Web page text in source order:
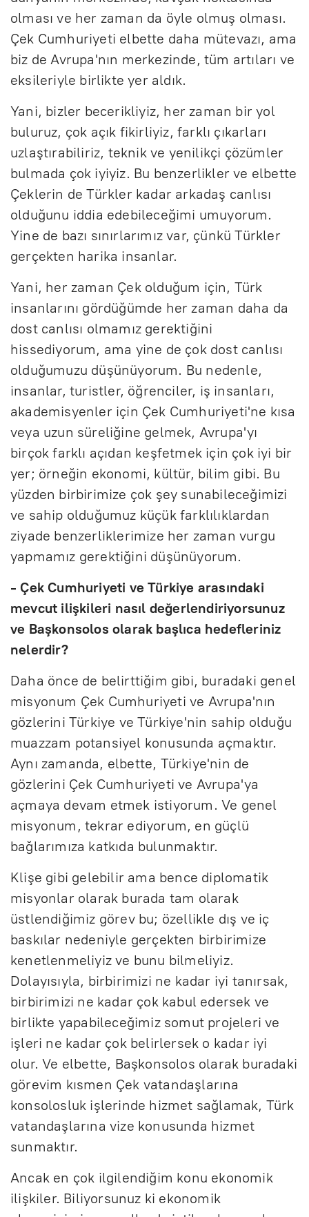
olması ve her zaman da öyle olmuş olması.
Çek Cumhuriyeti elbette daha mütevazı, ama
biz de Avrupa'nın merkezinde, tüm artıları ve
eksileriyle birlikte yer aldık.
Yani, bizler becerikliyiz, her zaman bir yol
buluruz, çok açık fikirliyiz, farklı çıkarları
uzlaştırabiliriz, teknik ve yenilikçi çözümler
bulmada çok iyiyiz. Bu benzerlikler ve elbette
Çeklerin de Türkler kadar arkadaş canlısı
olduğunu iddia edebileceğimi umuyorum.
Yine de bazı sınırlarımız var, çünkü Türkler
gerçekten harika insanlar.
Yani, her zaman Çek olduğum için, Türk
insanlarını gördüğümde her zaman daha da
dost canlısı olmamız gerektiğini
hissediyorum, ama yine de çok dost canlısı
olduğumuzu düşünüyorum. Bu nedenle,
insanlar, turistler, öğrenciler, iş insanları,
akademisyenler için Çek Cumhuriyeti'ne kısa
veya uzun süreliğine gelmek, Avrupa'yı
birçok farklı açıdan keşfetmek için çok iyi bir
yer; örneğin ekonomi, kültür, bilim gibi. Bu
yüzden birbirimize çok şey sunabileceğimizi
ve sahip olduğumuz küçük farklılıklardan
ziyade benzerliklerimize her zaman vurgu
yapmamız gerektiğini düşünüyorum.
- Çek Cumhuriyeti ve Türkiye arasındaki
mevcut ilişkileri nasıl değerlendiriyorsunuz
ve Başkonsolos olarak başlıca hedefleriniz
nelerdir?
Daha önce de belirttiğim gibi, buradaki genel
misyonum Çek Cumhuriyeti ve Avrupa'nın
gözlerini Türkiye ve Türkiye'nin sahip olduğu
muazzam potansiyel konusunda açmaktır.
Aynı zamanda, elbette, Türkiye'nin de
gözlerini Çek Cumhuriyeti ve Avrupa'ya
açmaya devam etmek istiyorum. Ve genel
misyonum, tekrar ediyorum, en güçlü
bağlarımıza katkıda bulunmaktır.
Klişe gibi gelebilir ama bence diplomatik
misyonlar olarak burada tam olarak
üstlendiğimiz görev bu; özellikle dış ve iç
baskılar nedeniyle gerçekten birbirimize
kenetlenmeliyiz ve bunu bilmeliyiz.
Dolayısıyla, birbirimizi ne kadar iyi tanırsak,
birbirimizi ne kadar çok kabul edersek ve
birlikte yapabileceğimiz somut projeleri ve
işleri ne kadar çok belirlersek o kadar iyi
olur. Ve elbette, Başkonsolos olarak buradaki
görevim kısmen Çek vatandaşlarına
konsolosluk işlerinde hizmet sağlamak, Türk
vatandaşlarına vize konusunda hizmet
sunmaktır.
Ancak en çok ilgilendiğim konu ekonomik
ilişkiler. Biliyorsunuz ki ekonomik